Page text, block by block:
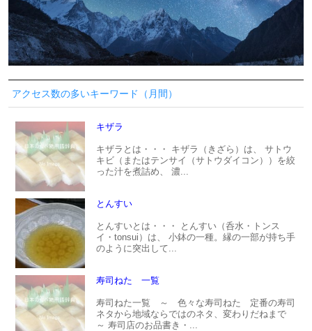
アクセス数の多いキーワード（月間）
キザラ
キザラとは・・・ キザラ（きざら）は、 サトウ
キビ（またはテンサイ（サトウダイコン））を絞
った汁を煮詰め、 濃...
とんすい
とんすいとは・・・ とんすい（呑水・トンス
イ・tonsui）は、 小鉢の一種。縁の一部が持ち手
のように突出して...
寿司ねた 一覧
寿司ねた一覧 ～ 色々な寿司ねた 定番の寿司
ネタから地域ならではのネタ、変わりだねまで
～ 寿司店のお品書き・...